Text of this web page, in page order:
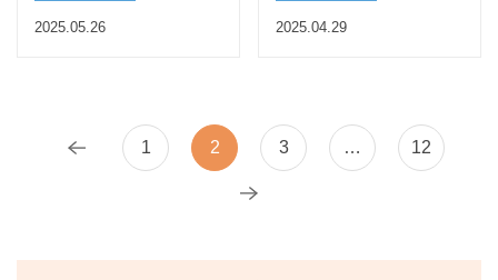
2025.05.26 2025.04.29
前へ 1 2 3 … 12